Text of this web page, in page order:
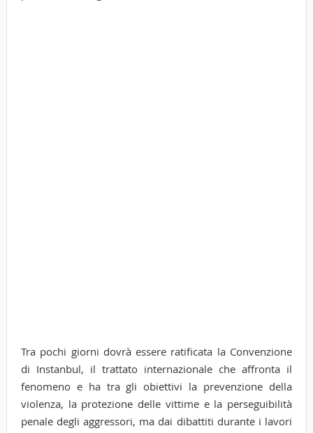
Tra pochi giorni dovrà essere ratificata la Convenzione
di Instanbul, il trattato internazionale che affronta il
fenomeno e ha tra gli obiettivi la prevenzione della
violenza, la protezione delle vittime e la perseguibilità
penale degli aggressori, ma dai dibattiti durante i lavori